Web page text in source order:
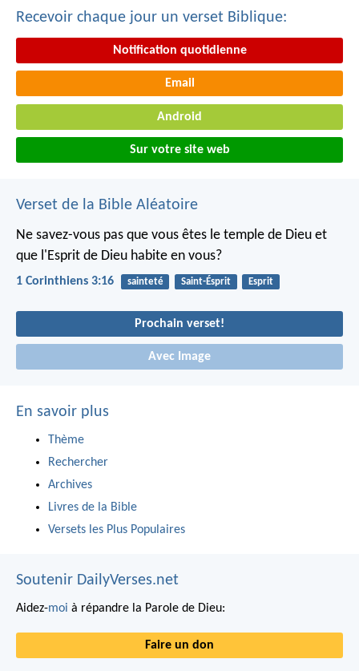
Recevoir chaque jour un verset Biblique:
Notification quotidienne
Email
Android
Sur votre site web
Verset de la Bible Aléatoire
Ne savez-vous pas que vous êtes le temple de Dieu et
que l'Esprit de Dieu habite en vous?
1 Corinthiens 3:16 sainteté Saint-Ésprit Esprit
Prochain verset!
Avec Image
En savoir plus
Thème
Rechercher
Archives
Livres de la Bible
Versets les Plus Populaires
Soutenir DailyVerses.net
Aidez-moi à répandre la Parole de Dieu:
Faire un don